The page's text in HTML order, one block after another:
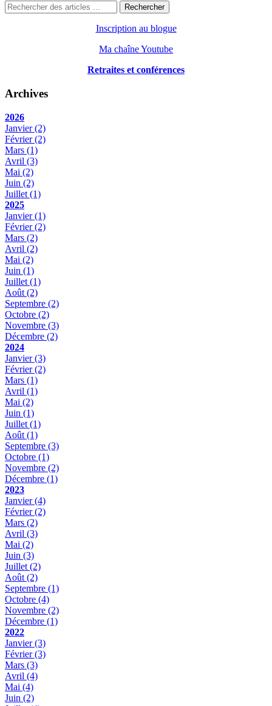
Rechercher
Inscription au blogue
Ma chaîne Youtube
Retraites et conférences
Archives
2026
Janvier(2)
Février(2)
Mars (1)
Avril (3)
Mai (2)
Juin (2)
Juillet (1)
2025
Janvier(1)
Février(2)
Mars (2)
Avril (2)
Mai (2)
Juin (1)
Juillet (1)
Août (2)
Septembre (2)
Octobre (2)
Novembre (3)
Décembre (2)
2024
Janvier(3)
Février(2)
Mars (1)
Avril (1)
Mai (2)
Juin (1)
Juillet (1)
Août (1)
Septembre (3)
Octobre (1)
Novembre (2)
Décembre (1)
2023
Janvier(4)
Février(2)
Mars (2)
Avril (3)
Mai (2)
Juin (3)
Juillet (2)
Août (2)
Septembre (1)
Octobre (4)
Novembre (2)
Décembre (1)
2022
Janvier(3)
Février(3)
Mars (3)
Avril (4)
Mai (4)
Juin (2)